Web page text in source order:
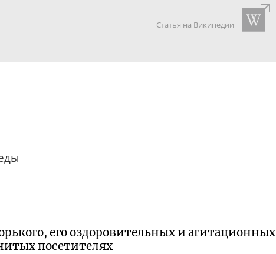
Статья на Википедии
его оздоровительных и агитационных
посетителях